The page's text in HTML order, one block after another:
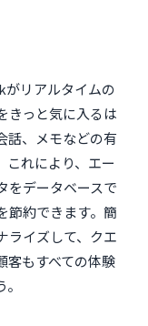
リアルタイムの
きっと気に入るは
話、メモなどの有
これにより、エー
をデータベースで
節約できます。簡
ライズして、クエ
客もすべての体験